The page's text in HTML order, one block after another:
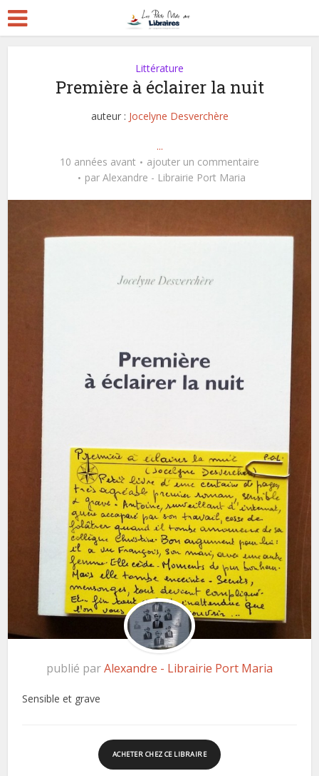
Littérature
Première à éclairer la nuit
auteur : Jocelyne Desverchère
...
10 années avant
ajouter un commentaire
par Alexandre - Librairie Port Maria
publié parAlexandre - Librairie Port Maria
Sensible et grave
ACHETER CHEZ CE LIBRAIRE